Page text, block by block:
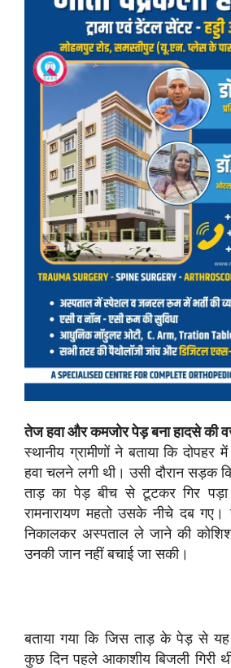
तेज हवा और कमजोर पेड़ बना हादसे की
स्थानीय ग्रामीणों ने बताया कि
हवा चलने लगी थी। उसी दौरान सड़क
ताड़ का पेड़ बीच से टूटकर गिर
रामनारायण महतो उसके नीचे दब गए।
निकालकर अस्पताल ले जाने की
उनकी जान नहीं बचाई जा सकी।
बताया गया कि जिस ताड़ के पेड़ से
कुछ दिन पहले आकाशीय बिजली गिरी